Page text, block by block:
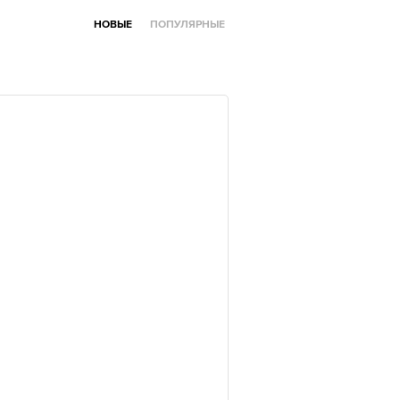
НОВЫЕ ПОПУЛЯРНЫЕ